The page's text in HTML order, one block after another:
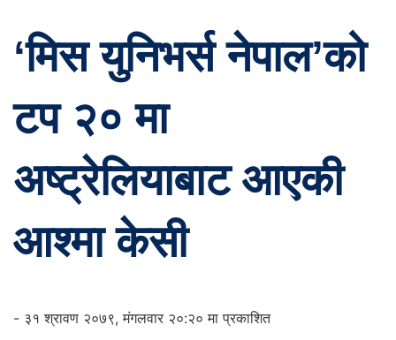
‘मिस युनिभर्स नेपाल’को
टप २० मा
अष्ट्रेलियाबाट आएकी
आश्मा केसी
- ३१ श्रावण २०७९, मंगलवार २०:२० मा प्रकाशित